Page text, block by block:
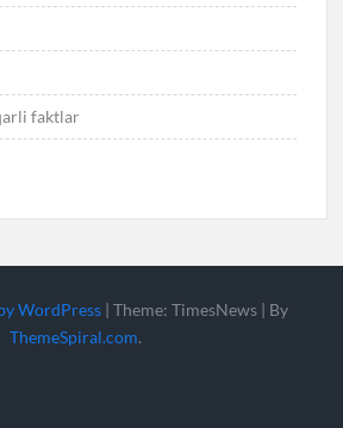
faktlar
WordPress | Theme: TimesNews | By
ThemeSpiral.com.